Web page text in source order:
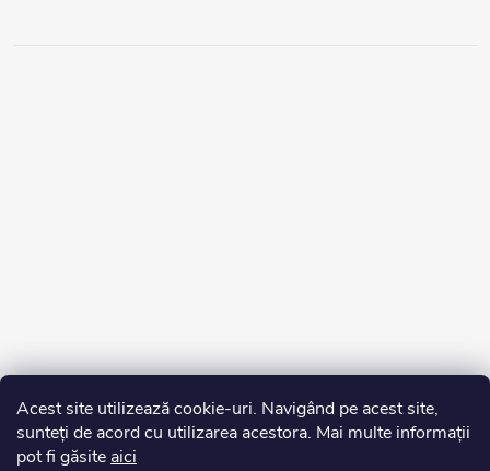
Acest site utilizează cookie-uri. Navigând pe acest site,
sunteți de acord cu utilizarea acestora. Mai multe informații
pot fi găsite aici